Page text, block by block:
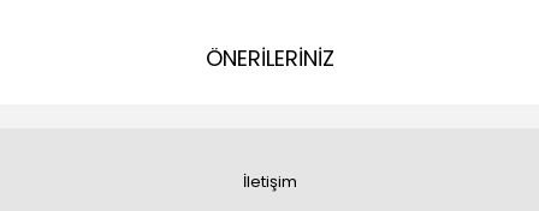
ÖNERİLERİNİZ
İletişim